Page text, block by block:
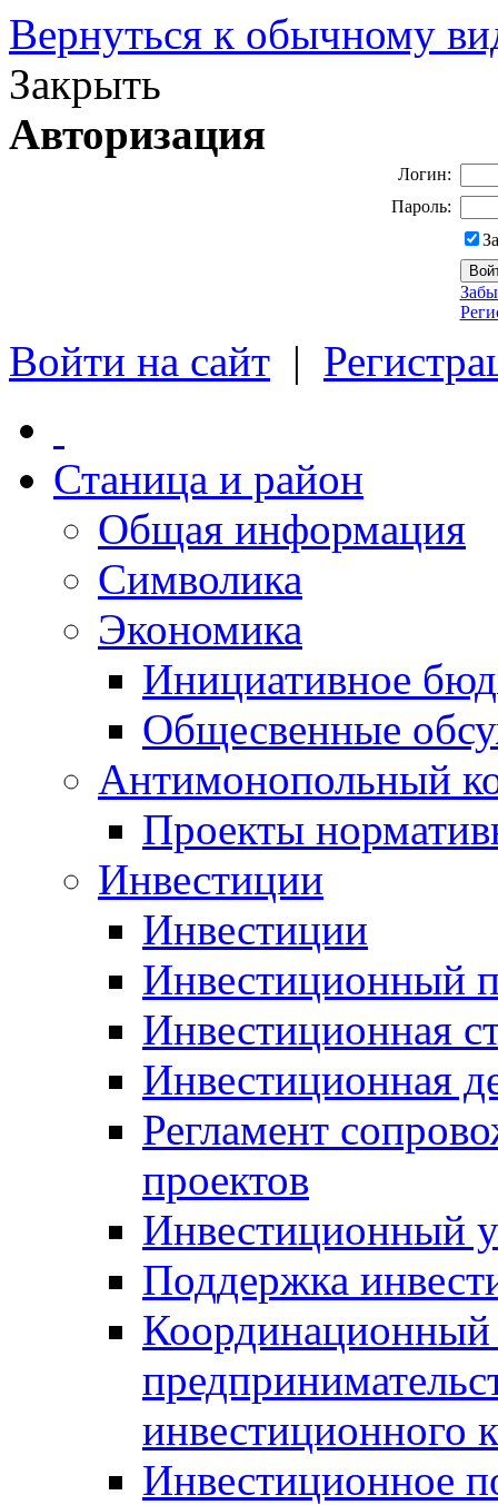
Вернуться к обычному
Закрыть
Авторизация
Логин:
Пароль:
Войти на сайт |
Станица и район
Общая информация
Символика
Экономика
Инициативное
Общесвенные
Антимонопольный
Проекты
Инвестиции
Инвестиции
Инвестиционный
Инвестиционная
Инвестиционная
Регламент
проектов
Инвестиционный
Поддержка
Координационный
инвестиционного
Инвестиционное